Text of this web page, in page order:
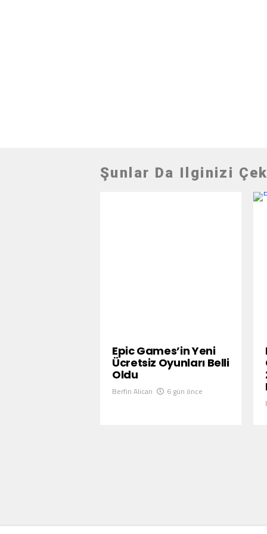
Şunlar Da Ilginizi
Epic Games’in Yeni
Ücretsiz Oyunları Belli
Oldu
Berfin Alican 6 gün önce